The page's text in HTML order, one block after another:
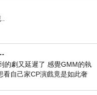
我一樣的困擾，真的可
的劇又延遲了 感覺GMM的執
看自己家CP演戲竟是如此奢
啊😑 先把劇放